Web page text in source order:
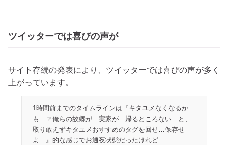
ツイッターでは喜びの声が
サイト存続の発表により、ツイッターでは喜びの声が多く
上がっています。
1時間前までのタイムラインは『キタユメなくなるか
も…？俺らの故郷が…実家が…帰るところない…と、
取り敢えずキタユメおすすめのタグを回せ…保存せ
よ…』的な感じでお通夜状態だったけれど